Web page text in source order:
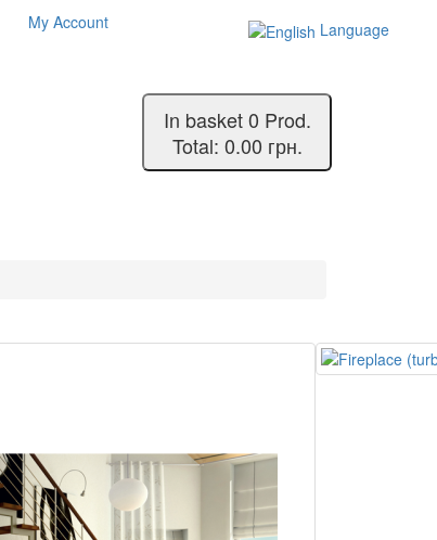
My Account
Language
In basket0 Prod.
Total: 0.00 грн.
Ends
113,989.50 грн.